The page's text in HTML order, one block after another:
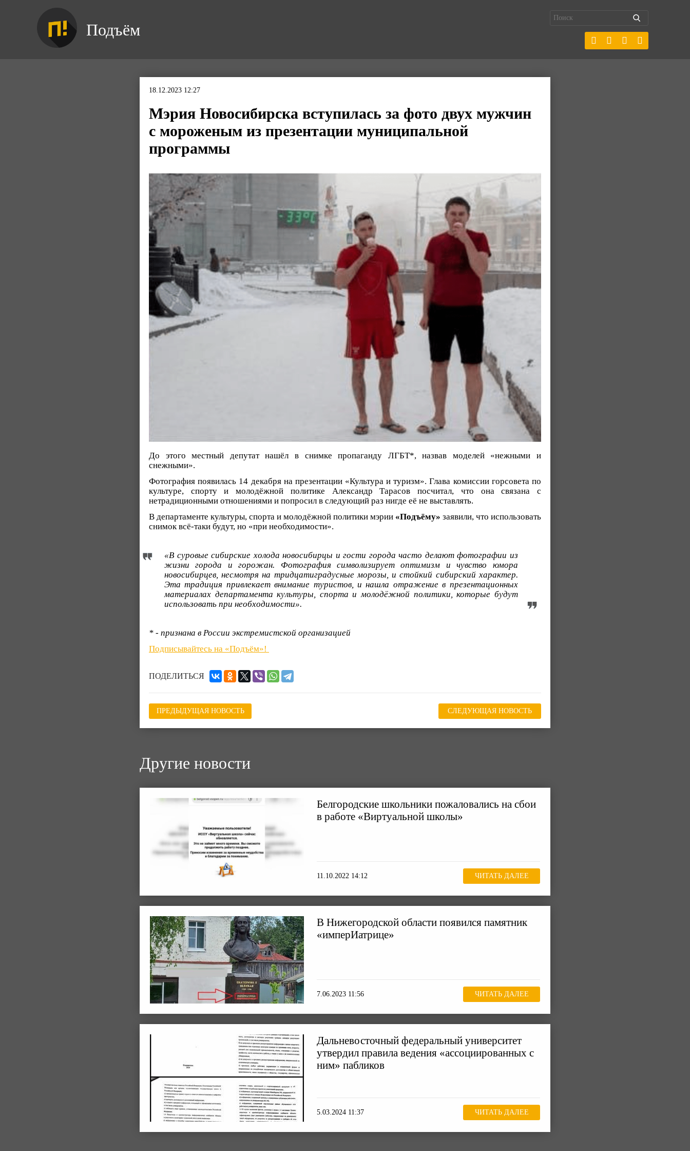
Подъём
18.12.2023 12:27
Мэрия Новосибирска вступилась за фото двух мужчин
с мороженым из презентации муниципальной
программы
До этого местный депутат нашёл в снимке пропаганду ЛГБТ*, назвав моделей «нежными и
снежными».
Фотография появилась 14 декабря на презентации «Культура и туризм». Глава комиссии горсовета по
культуре, спорту и молодёжной политике Александр Тарасов посчитал, что она связана с
нетрадиционными отношениями и попросил в следующий раз нигде её не выставлять.
В департаменте культуры, спорта и молодёжной политики мэрии «Подъёму» заявили, что использовать
снимок всё-таки будут, но «при необходимости».
«В суровые сибирские холода новосибирцы и гости города часто делают фотографии из
жизни города и горожан. Фотография символизирует оптимизм и чувство юмора
новосибирцев, несмотря на тридцатиградусные морозы, и стойкий сибирский характер.
Эта традиция привлекает внимание туристов, и нашла отражение в презентационных
материалах департамента культуры, спорта и молодёжной политики, которые будут
использовать при необходимости».
* - признана в России экстремистской организацией
Подписывайтесь на «Подъём»!
ПОДЕЛИТЬСЯ
ПРЕДЫДУЩАЯ НОВОСТЬ СЛЕДУЮЩАЯ НОВОСТЬ
Другие новости
Белгородские школьники пожаловались на сбои
в работе «Виртуальной школы»
11.10.2022 14:12 ЧИТАТЬ ДАЛЕЕ
В Нижегородской области появился памятник
«имперИатрице»
7.06.2023 11:56 ЧИТАТЬ ДАЛЕЕ
Дальневосточный федеральный университет
утвердил правила ведения «ассоциированных с
ним» пабликов
5.03.2024 11:37 ЧИТАТЬ ДАЛЕЕ